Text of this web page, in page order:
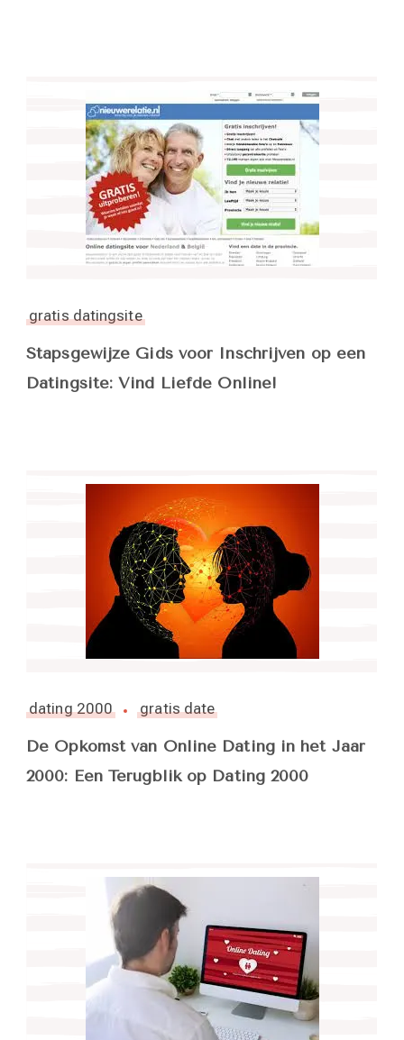
gratis datingsite
Stapsgewijze Gids voor Inschrijven op een
Datingsite: Vind Liefde Online!
dating 2000 gratis date
De Opkomst van Online Dating in het Jaar
2000: Een Terugblik op Dating 2000